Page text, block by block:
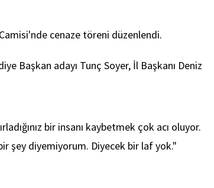
cenaze töreni düzenlendi.
Başkan adayı Tunç Soyer, İl Başkanı Deniz
bir insanı kaybetmek çok acı oluyor.
şey diyemiyorum. Diyecek bir laf yok."